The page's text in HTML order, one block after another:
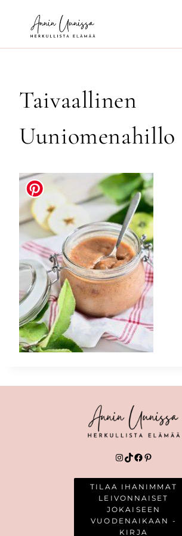
sisältöön
Taivaallinen
Uuniomenahillo
Instagram
TikTok
Facebook
Pinterest
TILAA IHANIMMAT
LEIVONNAISET
JOKAISEEN
VUODENAIKAAN -
KIRJA